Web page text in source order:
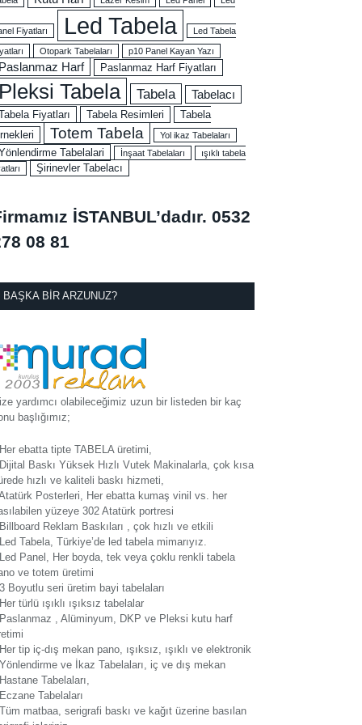
Fiyatları Led Tabela Led Tabela
Otopark Tabelaları p10 Panel Kayan Yazı
Paslanmaz Harf Paslanmaz Harf Fiyatları
Pleksi Tabela Tabela Tabelacı
Fiyatları Tabela Resimleri
Tabela
Totem Tabela Yol ikaz Tabelaları
Tabelalari İnşaat Tabelaları
ışıklı tabela
Şirinevler Tabelacı
İSTANBUL’dadır. 0532
08 81
BAŞKA BIR ARZUNUZ?
yardımcı olabileceğimiz uzun bir listeden bir kaç
başlığımız;
ebatta tipte TABELA üretimi,
Baskı Yüksek Hızlı Vutek Makinalarla, çok kısa
hızlı ve kaliteli baskı hizmeti,
Posterleri, Her ebatta kumaş vinil vs. her
yüzeye 302 Atatürk portresi
Reklam Baskıları , çok hızlı ve etkili
Tabela, Türkiye’de led tabela mimarıyız.
Panel, Her boyda, tek veya çoklu renkli tabela
ve totem üretimi
Boyutlu seri üretim bayi tabelaları
türlü ışıklı ışıksız tabelalar
, Alüminyum, DKP ve Pleksi kutu harf
tip iç-dış mekan pano, ışıksız, ışıklı ve elektronik
ve İkaz Tabelaları, iç ve dış mekan
Tabelaları,
Tabelaları
matbaa, serigrafi baskı ve kağıt üzerine basılan